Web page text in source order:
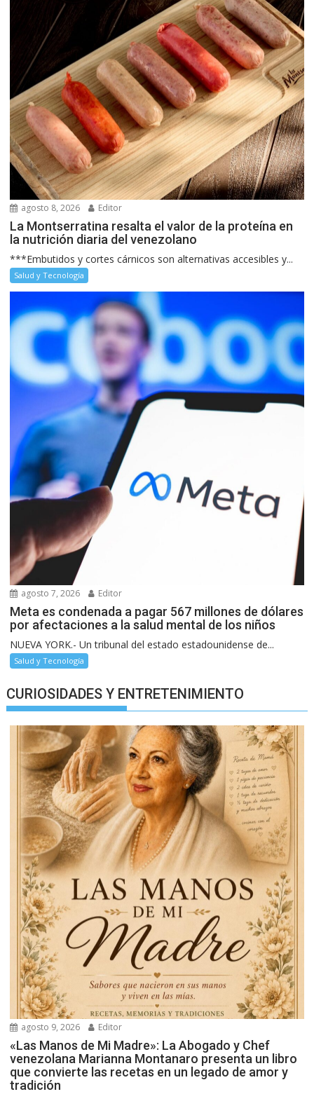
agosto 8, 2026 Editor
La Montserratina resalta el valor de la proteína en
la nutrición diaria del venezolano
***Embutidos y cortes cárnicos son alternativas accesibles y...
Salud y Tecnología
agosto 7, 2026 Editor
Meta es condenada a pagar 567 millones de dólares
por afectaciones a la salud mental de los niños
NUEVA YORK.- Un tribunal del estado estadounidense de...
Salud y Tecnología
CURIOSIDADES Y ENTRETENIMIENTO
agosto 9, 2026 Editor
«Las Manos de Mi Madre»: La Abogado y Chef
venezolana Marianna Montanaro presenta un libro
que convierte las recetas en un legado de amor y
tradición